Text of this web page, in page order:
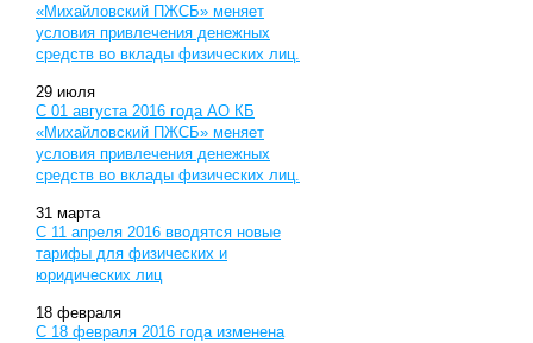
«Михайловский ПЖСБ» меняет
условия привлечения денежных
средств во вклады физических лиц.
29 июля
С 01 августа 2016 года АО КБ
«Михайловский ПЖСБ» меняет
условия привлечения денежных
средств во вклады физических лиц.
31 марта
С 11 апреля 2016 вводятся новые
тарифы для физических и
юридических лиц
18 февраля
С 18 февраля 2016 года изменена